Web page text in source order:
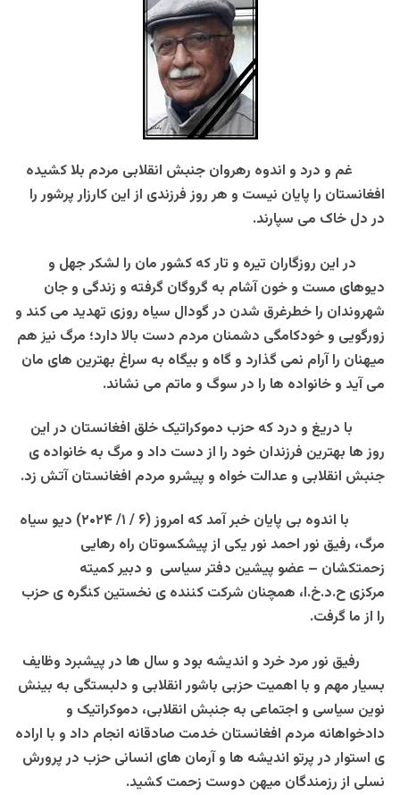
غم و درد و اندوه رهروان جنبش انقلابی مردم بلا کشیده
افغانستان را پایان نیست و هر روز فرزندی از این کارزار پرشور را
در دل خاک می سپارند.
در این روزگاران تیره و تار که کشور مان را لشکر جهل و
دیوهای مست و خون آشام به گروگان گرفته و زندگی و جان
شهروندان را خطرغرق شدن در گودال سیاه روزی تهدید می کند و
زورگویی و خودکامگی دشمنان مردم دست بالا دارد؛ مرگ نیز هم
میهنان را آرام نمی گذارد و گاه و بیگاه به سراغ بهترین های مان
می آید و خانواده ها را در سوگ و ماتم می نشاند.
با دریغ و درد که حزب دموکراتیک خلق افغانستان در این
روز ها بهترین فرزندان خود را از دست داد و مرگ به خانواده ی
جنبش انقلابی و عدالت خواه و پیشرو مردم افغانستان آتش زد.
با اندوه بی پایان خبر آمد که امروز (۶ / ۱/ ۲۰۲۴) دیو سیاه
مرگ، رفیق نور احمد نور یکی از پیشکسوتان راه رهایی
زحمتکشان – عضو پیشین دفتر سیاسی و دبیر کمیته
مرکزی ح.د.خ.ا، همچنان شرکت کننده ی نخستین کنگره ی حزب
را از ما گرفت.
رفیق نور مرد خرد و اندیشه بود و سال ها در پیشبرد وظایف
بسیار مهم و با اهمیت حزبی باشور انقلابی و دلبستگی به بینش
نوین سیاسی و اجتماعی به جنبش انقلابی، دموکراتیک و
دادخواهانه مردم افغانستان خدمت صادقانه انجام داد و با اراده
ی استوار در پرتو اندیشه ها و آرمان های انسانی حزب در پرورش
نسلی از رزمندگان میهن دوست زحمت کشید.